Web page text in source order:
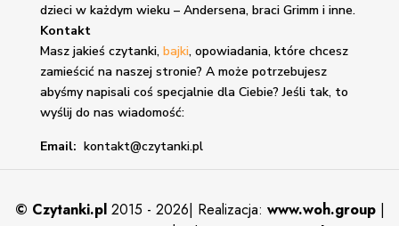
dzieci w każdym wieku – Andersena, braci Grimm i inne.
Kontakt
Masz jakieś czytanki, bajki, opowiadania, które chcesz
zamieścić na naszej stronie? A może potrzebujesz
abyśmy napisali coś specjalnie dla Ciebie? Jeśli tak, to
wyślij do nas wiadomość:
Email: kontakt@czytanki.pl
© Czytanki.pl 2015 - 2026| Realizacja: www.woh.group |